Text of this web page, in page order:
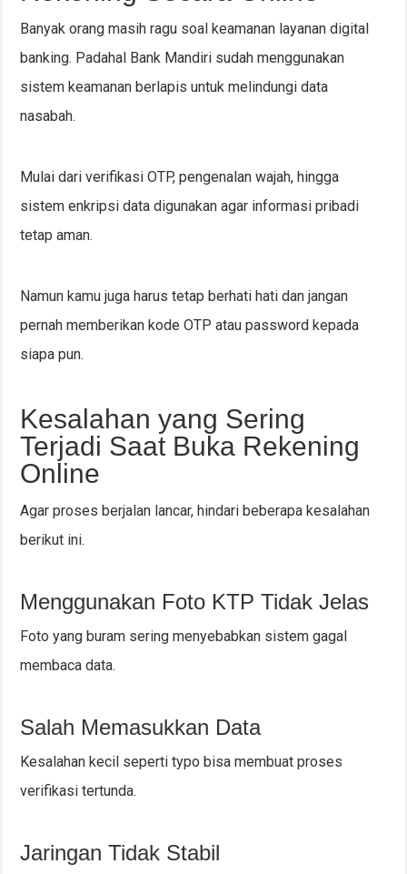
Banyak orang masih ragu soal keamanan layanan digital
banking. Padahal Bank Mandiri sudah menggunakan
sistem keamanan berlapis untuk melindungi data
nasabah.
Mulai dari verifikasi OTP, pengenalan wajah, hingga
sistem enkripsi data digunakan agar informasi pribadi
tetap aman.
Namun kamu juga harus tetap berhati hati dan jangan
pernah memberikan kode OTP atau password kepada
siapa pun.
Kesalahan yang Sering
Terjadi Saat Buka Rekening
Online
Agar proses berjalan lancar, hindari beberapa kesalahan
berikut ini.
Menggunakan Foto KTP Tidak Jelas
Foto yang buram sering menyebabkan sistem gagal
membaca data.
Salah Memasukkan Data
Kesalahan kecil seperti typo bisa membuat proses
verifikasi tertunda.
Jaringan Tidak Stabil